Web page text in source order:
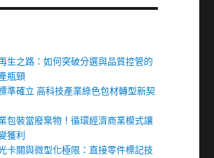
生之路：如何突破分選與品質控管的
瓶頸
準確立 高科技產業綠色包材轉型新契
包裝當廢棄物！循環經濟商業模式讓
獲利
卡關與微型化極限：直接零件標記技